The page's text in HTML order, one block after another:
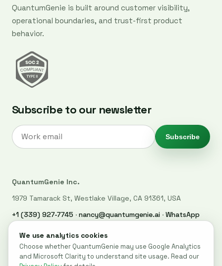
QuantumGenie is built around customer visibility,
operational boundaries, and trust-first product
behavior.
Subscribe to our newsletter
Subscribe
QuantumGenie Inc.
1979 Tamarack St, Westlake Village, CA 91361, USA
+1 (339) 927-7745 · nancy@quantumgenie.ai · WhatsApp
Cookie settings